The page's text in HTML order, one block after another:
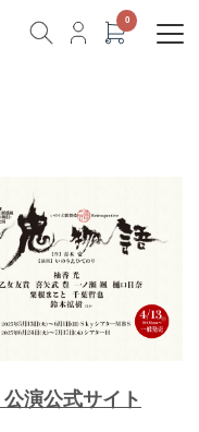
演公式サイト